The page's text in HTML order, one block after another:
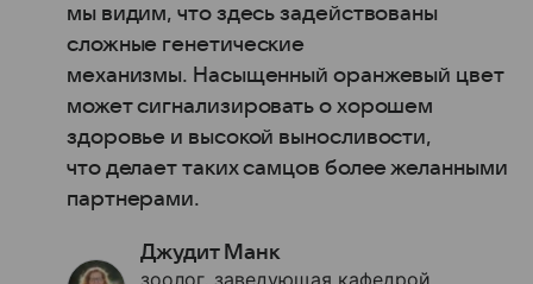
мы видим, что здесь задействованы
сложные генетические
механизмы. Насыщенный оранжевый цвет
может сигнализировать о хорошем
здоровье и высокой выносливости,
что делает таких самцов более желанными
партнерами.
Джудит Манк
зоолог, заведующая кафедрой